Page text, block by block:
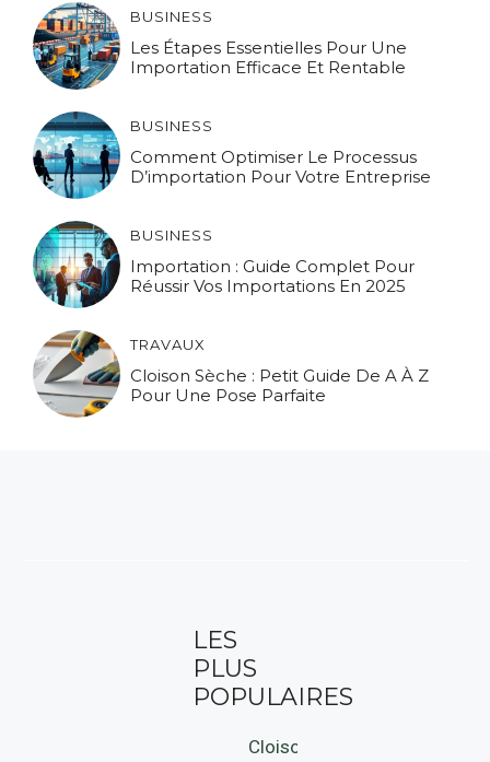
BUSINESS
Les Étapes Essentielles Pour Une
Importation Efficace Et Rentable
BUSINESS
Comment Optimiser Le Processus
D’importation Pour Votre Entreprise
BUSINESS
Importation : Guide Complet Pour
Réussir Vos Importations En 2025
TRAVAUX
Cloison Sèche : Petit Guide De A À Z
Pour Une Pose Parfaite
LES
PLUS
POPULAIRES
Cloison